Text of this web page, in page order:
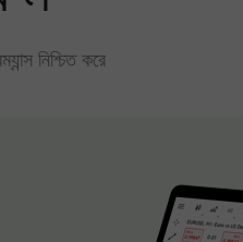
নিশ্চিত করে